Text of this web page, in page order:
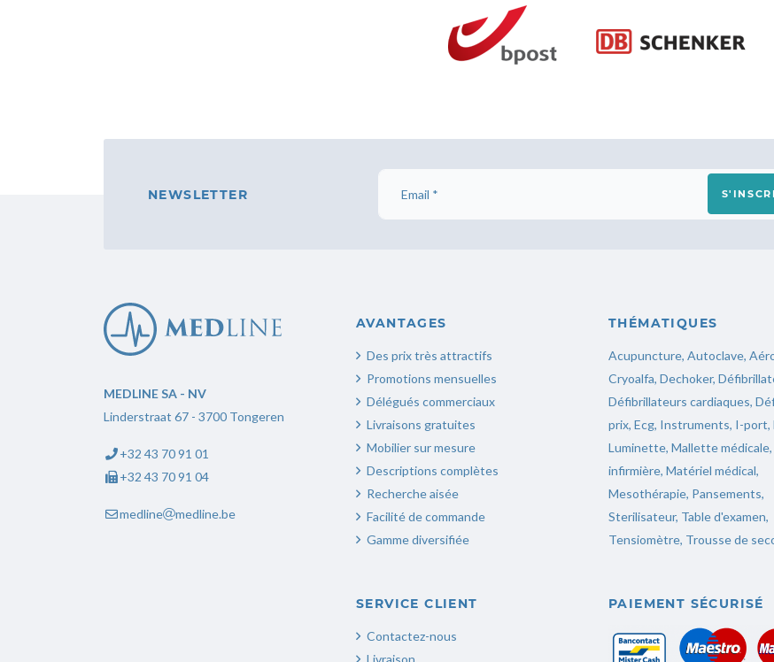
NEWSLETTER
Replica Rolex
MEDLINE SA - NV
Linderstraat 67 - 3700 Tongeren
+32 43 70 91 01
+32 43 70 91 04
medline medline.be
AVANTAGES
Des prix très attractifs
Promotions mensuelles
Délégués commerciaux
Livraisons gratuites
Mobilier sur mesure
Descriptions complètes
Recherche aisée
Facilité de commande
Gamme diversifiée
THÉMATIQUES
Acupuncture, Autoclave,
Cryoalfa, Dechoker,
Défibrillateurs cardiaques,
prix, Ecg, Instruments, I-port,
Luminette, Mallette médicale,
infirmière, Matériel médical,
Mesothérapie, Pansements,
Sterilisateur, Table d'examen,
Tensiomètre, Trousse de
SERVICE CLIENT
Contactez-nous
Livraison
PAIEMENT SÉCURISÉ